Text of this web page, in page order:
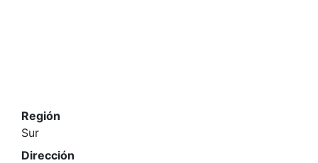
Región
Sur
Dirección